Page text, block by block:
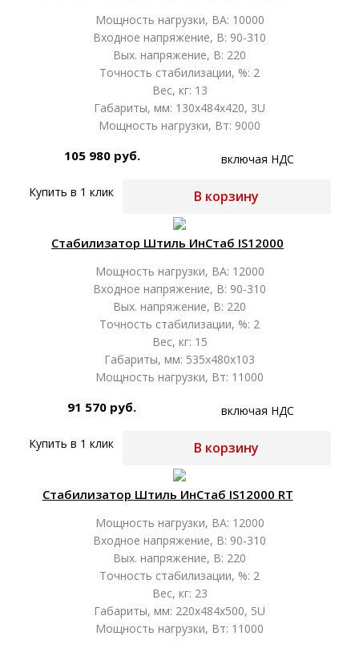
Мощность нагрузки, ВА: 10000
Входное напряжение, В: 90-310
Вых. напряжение, В: 220
Точность стабилизации, %: 2
Вес, кг: 13
Габариты, мм: 130х484х420, 3U
Мощность нагрузки, Вт: 9000
105 980 руб. включая НДС
Купить в 1 клик В корзину
Стабилизатор Штиль ИнСтаб IS12000
Мощность нагрузки, ВА: 12000
Входное напряжение, В: 90-310
Вых. напряжение, В: 220
Точность стабилизации, %: 2
Вес, кг: 15
Габариты, мм: 535х480х103
Мощность нагрузки, Вт: 11000
91 570 руб. включая НДС
Купить в 1 клик В корзину
Стабилизатор Штиль ИнСтаб IS12000 RT
Мощность нагрузки, ВА: 12000
Входное напряжение, В: 90-310
Вых. напряжение, В: 220
Точность стабилизации, %: 2
Вес, кг: 23
Габариты, мм: 220х484х500, 5U
Мощность нагрузки, Вт: 11000